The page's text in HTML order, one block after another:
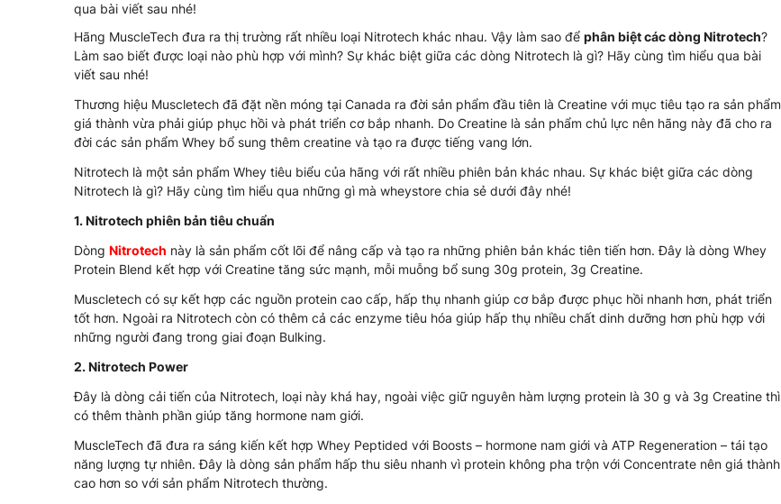
qua bài viết sau nhé!
Hãng MuscleTech đưa ra thị trường rất nhiều loại Nitrotech khác nhau. Vậy làm sao để phân biệt các dòng Nitrotech?
Làm sao biết được loại nào phù hợp với mình? Sự khác biệt giữa các dòng Nitrotech là gì? Hãy cùng tìm hiểu qua bài
viết sau nhé!
Thương hiệu Muscletech đã đặt nền móng tại Canada ra đời sản phẩm đầu tiên là Creatine với mục tiêu tạo ra sản phẩm
giá thành vừa phải giúp phục hồi và phát triển cơ bắp nhanh. Do Creatine là sản phẩm chủ lực nên hãng này đã cho ra
đời các sản phẩm Whey bổ sung thêm creatine và tạo ra được tiếng vang lớn.
Nitrotech là một sản phẩm Whey tiêu biểu của hãng với rất nhiều phiên bản khác nhau. Sự khác biệt giữa các dòng
Nitrotech là gì? Hãy cùng tìm hiểu qua những gì mà wheystore chia sẻ dưới đây nhé!
1. Nitrotech phiên bản tiêu chuẩn
Dòng Nitrotech này là sản phẩm cốt lõi để nâng cấp và tạo ra những phiên bản khác tiên tiến hơn. Đây là dòng Whey
Protein Blend kết hợp với Creatine tăng sức mạnh, mỗi muỗng bổ sung 30g protein, 3g Creatine.
Muscletech có sự kết hợp các nguồn protein cao cấp, hấp thụ nhanh giúp cơ bắp được phục hồi nhanh hơn, phát triển
tốt hơn. Ngoài ra Nitrotech còn có thêm cả các enzyme tiêu hóa giúp hấp thụ nhiều chất dinh dưỡng hơn phù hợp với
những người đang trong giai đoạn Bulking.
2. Nitrotech Power
Đây là dòng cải tiến của Nitrotech, loại này khá hay, ngoài việc giữ nguyên hàm lượng protein là 30 g và 3g Creatine thì
có thêm thành phần giúp tăng hormone nam giới.
MuscleTech đã đưa ra sáng kiến kết hợp Whey Peptided với Boosts – hormone nam giới và ATP Regeneration – tái tạo
năng lượng tự nhiên. Đây là dòng sản phẩm hấp thu siêu nhanh vì protein không pha trộn với Concentrate nên giá thành
cao hơn so với sản phẩm Nitrotech thường.